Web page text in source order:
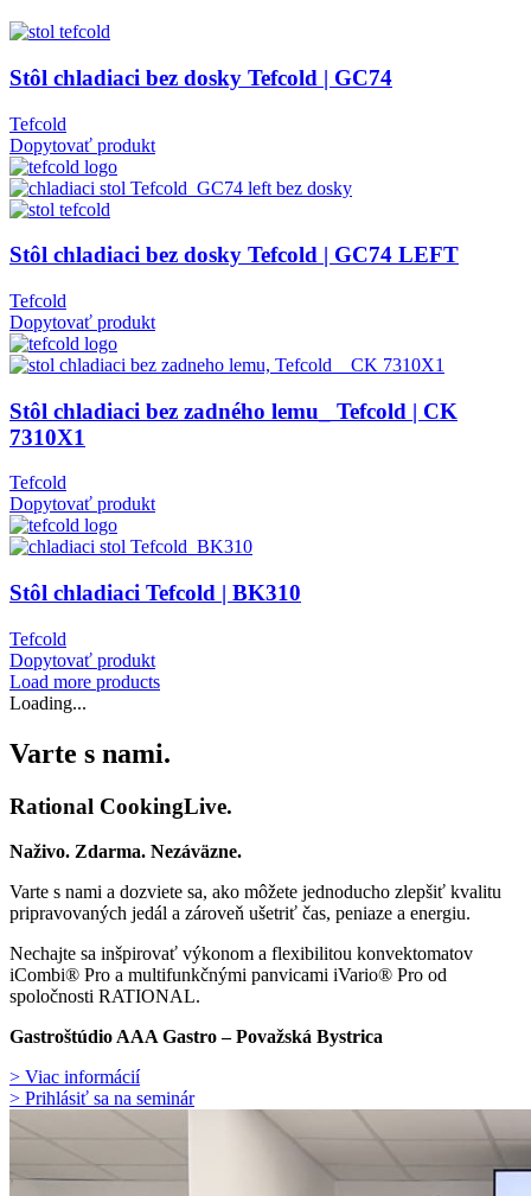
Stôl chladiaci bez dosky Tefcold | GC74
Tefcold
Dopytovať produkt
Stôl chladiaci bez dosky Tefcold | GC74 LEFT
Tefcold
Dopytovať produkt
Stôl chladiaci bez zadného lemu_ Tefcold | CK
7310X1
Tefcold
Dopytovať produkt
Stôl chladiaci Tefcold | BK310
Tefcold
Dopytovať produkt
Load more products
Loading...
Varte s nami.
Rational CookingLive​.
Naživo. Zdarma. Nezáväzne.
Varte s nami a dozviete sa, ako môžete jednoducho zlepšiť kvalitu
pripravovaných jedál a zároveň ušetriť čas, peniaze a energiu.
Nechajte sa inšpirovať výkonom a flexibilitou konvektomatov
iCombi® Pro a multifunkčnými panvicami iVario® Pro od
spoločnosti RATIONAL.
Gastroštúdio AAA Gastro – Považská Bystrica
> Viac informácií
> Prihlásiť sa na seminár